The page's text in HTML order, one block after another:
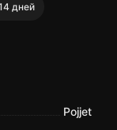
дней
Pojjet